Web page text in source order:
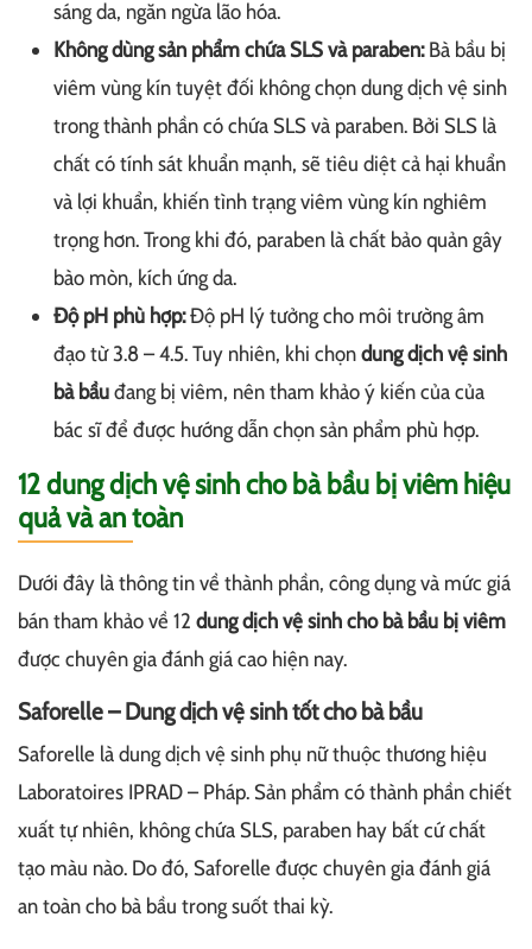
sáng da, ngăn ngừa lão hóa.
Không dùng sản phẩm chứa SLS và paraben:Bà bầu bị
viêm vùng kín tuyệt đối không chọn dung dịch vệ sinh
trong thành phần có chứa SLS và paraben. Bởi SLS là
chất có tính sát khuẩn mạnh, sẽ tiêu diệt cả hại khuẩn
và lợi khuẩn, khiến tình trạng viêm vùng kín nghiêm
trọng hơn. Trong khi đó, paraben là chất bảo quản gây
bào mòn, kích ứng da.
Độ pH phù hợp:Độ pH lý tưởng cho môi trường âm
đạo từ 3.8 – 4.5. Tuy nhiên, khi chọndung dịch vệ sinh
bà bầuđang bị viêm, nên tham khảo ý kiến của của
bác sĩ để được hướng dẫn chọn sản phẩm phù hợp.
12 dung dịch vệ sinh cho bà bầu bị viêm hiệu
quả và an toàn
Dưới đây là thông tin về thành phần, công dụng và mức giá
bán tham khảo về 12 dung dịch vệ sinh cho bà bầu bị viêm
được chuyên gia đánh giá cao hiện nay.
Saforelle – Dung dịch vệ sinh tốt cho bà bầu
Saforelle là dung dịch vệ sinh phụ nữ thuộc thương hiệu
Laboratoires IPRAD – Pháp. Sản phẩm có thành phần chiết
xuất tự nhiên, không chứa SLS, paraben hay bất cứ chất
tạo màu nào. Do đó, Saforelle được chuyên gia đánh giá
an toàn cho bà bầu trong suốt thai kỳ.